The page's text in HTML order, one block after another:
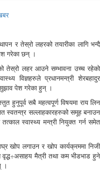
र तेस्रो लहरको तयारीका लागि भन्दै
गरेका छन् ।
तेस्रो लहर आउने सम्भावना उच्च रहेको
विज्ञहरुले प्रधानमन्त्री शेरबहादुर
पेश गरेका हुन् ।
हुनुपूर्व सबै महत्वपूर्ण विषयमा राय लिन
स्वतन्त्र सल्लाहकारहरुको समूह बनाउन
स्वास्थ्य मन्त्री नियुक्त गर्न समेत
खोप लगाउन र खोप कार्यक्रममा निजी
वृद्ध÷असाहय मैत्री तथा कम भीडभाड हुने
।